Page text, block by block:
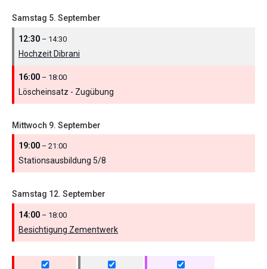
Samstag 5. September
12:30 – 14:30
Hochzeit Dibrani
16:00 – 18:00
Löscheinsatz - Zugübung
Mittwoch 9. September
19:00 – 21:00
Stationsausbildung 5/8
Samstag 12. September
14:00 – 18:00
Besichtigung Zementwerk